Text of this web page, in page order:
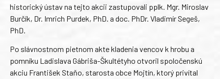
historický ústav na tejto akcii zastupovali pplk. Mgr. Miroslav
Burčík, Dr. Imrich Purdek, PhD. a doc. PhDr. Vladimír Segeš,
PhD.
Po slávnostnom pietnom akte kladenia vencov k hrobu a
pomníku Ladislava Gábriša-Škultétyho otvoril spoločenskú
akciu František Staňo, starosta obce Mojtín, ktorý privítal